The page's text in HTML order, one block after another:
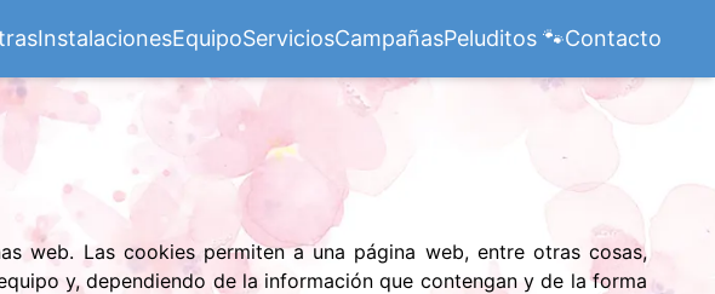
InstalacionesEquipoServiciosCampañasPeluditos 🐾Contacto
web. Las cookies permiten a una página web, entre otras cosas,
y, dependiendo de la información que contengan y de la forma